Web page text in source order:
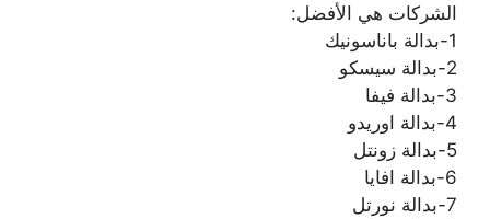
الشركات هي الأفضل:
1-بدالة باناسونيك
2-بدالة سيسكو
3-بدالة فيفا
4-بدالة اوريدو
5-بدالة زونتل
6-بدالة افايا
7-بدالة نورتل